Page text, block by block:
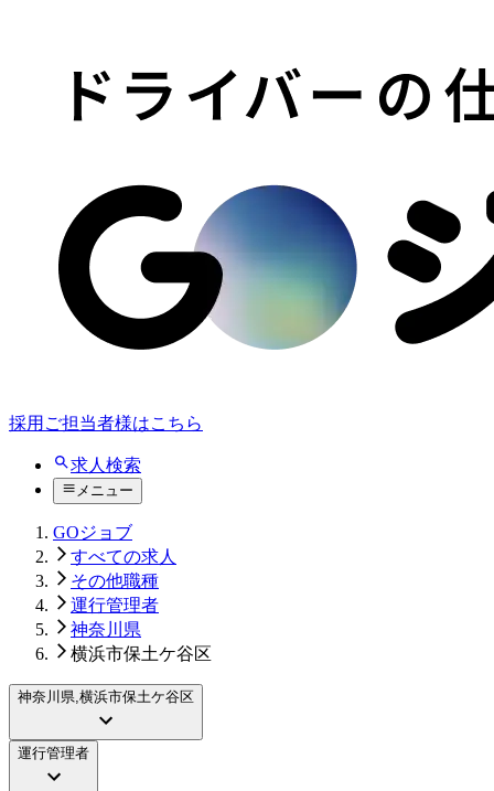
採用ご担当者様はこちら
求人検索
メニュー
GOジョブ
すべての求人
その他職種
運行管理者
神奈川県
横浜市保土ケ谷区
神奈川県,横浜市保土ケ谷区
運行管理者